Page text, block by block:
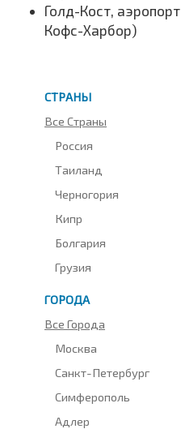
Голд-Кост, аэропорт
Кофс-Харбор)
СТРАНЫ
Все Страны
Россия
Таиланд
Черногория
Кипр
Болгария
Грузия
ГОРОДА
Все Города
Москва
Санкт-Петербург
Симферополь
Адлер